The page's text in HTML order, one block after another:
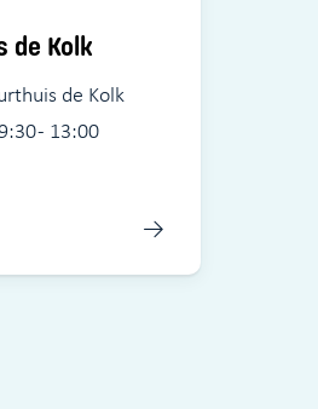
de Kolk
de Kolk
- 13:00